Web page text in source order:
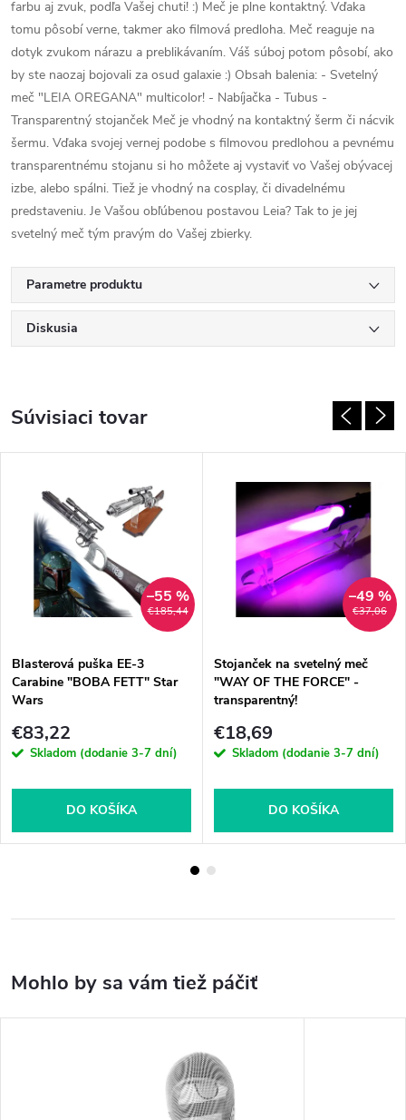
farbu aj zvuk, podľa Vašej chuti! :) Meč je plne kontaktný. Vďaka
tomu pôsobí verne, takmer ako filmová predloha. Meč reaguje na
dotyk zvukom nárazu a preblikávaním. Váš súboj potom pôsobí, ako
by ste naozaj bojovali za osud galaxie :) Obsah balenia: - Svetelný
meč "LEIA OREGANA" multicolor! - Nabíjačka - Tubus -
Transparentný stojanček Meč je vhodný na kontaktný šerm či nácvik
šermu. Vďaka svojej vernej podobe s filmovou predlohou a pevnému
transparentnému stojanu si ho môžete aj vystaviť vo Vašej obývacej
izbe, alebo spálni. Tiež je vhodný na cosplay, či divadelnému
predstaveniu. Je Vašou obľúbenou postavou Leia? Tak to je jej
svetelný meč tým pravým do Vašej zbierky.
Parametre produktu
Diskusia
Súvisiaci tovar
€185,44
–55 %
Blasterová puška EE-3
Carabine "BOBA FETT" Star
Wars
€83,22
Skladom (dodanie 3-7 dní)
DO KOŠÍKA
€37,06
–49 %
Stojanček na svetelný meč
"WAY OF THE FORCE" -
transparentný!
€18,69
Skladom (dodanie 3-7 dní)
DO KOŠÍKA